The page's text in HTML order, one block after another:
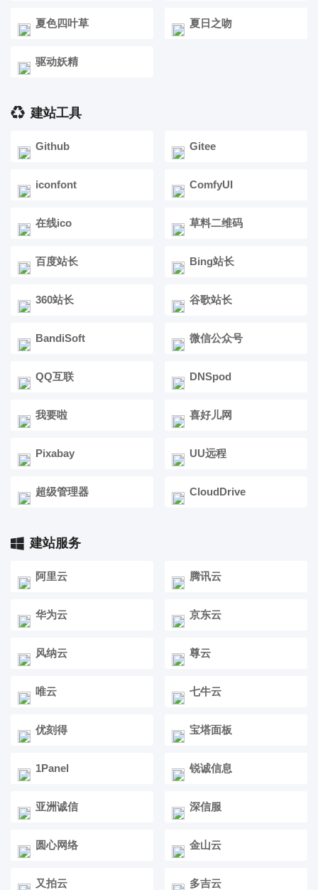
夏色四叶草 夏日之吻
驱动妖精
建站工具
Github Gitee
iconfont ComfyUI
在线ico 草料二维码
百度站长 Bing站长
360站长 谷歌站长
BandiSoft 微信公众号
QQ互联 DNSpod
我要啦 喜好儿网
Pixabay UU远程
超级管理器 CloudDrive
建站服务
阿里云 腾讯云
华为云 京东云
风纳云 尊云
唯云 七牛云
优刻得 宝塔面板
1Panel 锐诚信息
亚洲诚信 深信服
圆心网络 金山云
又拍云 多吉云